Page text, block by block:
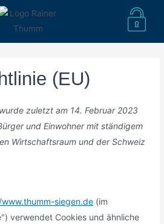
(EU)
zuletzt am 14. Februar 2023
und Einwohner mit ständigem
Wirtschaftsraum und der Schweiz
siegen.de (im
verwendet Cookies und ähnliche